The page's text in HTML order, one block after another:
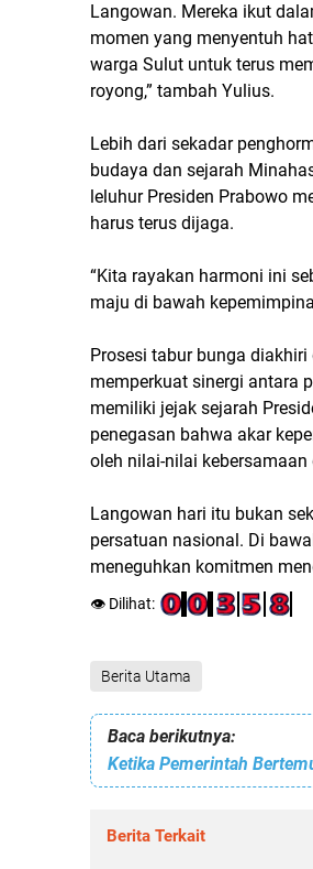
Langowan. Mereka ikut
momen yang menyentuh
warga Sulut untuk terus
royong,” tambah Yulius.
Lebih dari sekadar
budaya dan sejarah
leluhur Presiden Prabowo
harus terus dijaga.
“Kita rayakan harmoni ini
maju di bawah
Prosesi tabur bunga
memperkuat sinergi antara
memiliki jejak sejarah
penegasan bahwa akar
oleh nilai-nilai
Langowan hari itu bukan
persatuan nasional. Di
meneguhkan komitmen
👁️ Dilihat:
Berita Utama
Baca berikutnya:
Berita Terkait